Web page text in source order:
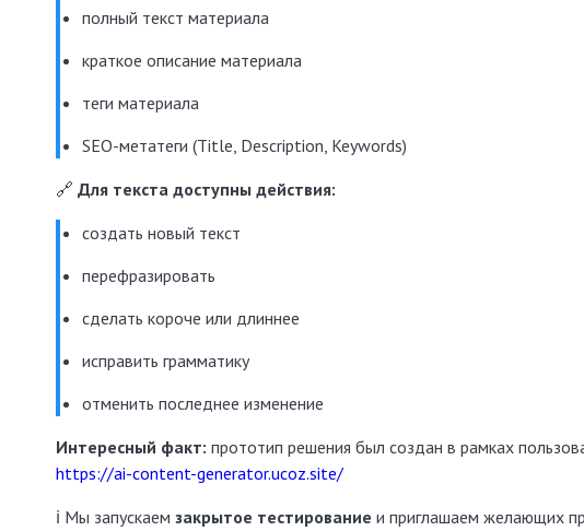
полный текст материала
краткое описание материала
теги материала
SEO-метатеги (Title, Description, Keywords)
🔗 Для текста доступны действия:
создать новый текст
перефразировать
сделать короче или длиннее
исправить грамматику
отменить последнее изменение
Интересный факт: прототип решения был создан в рамках
https://ai-content-generator.ucoz.site/
ℹ️ Мы запускаем закрытое тестирование и приглашаем желающих